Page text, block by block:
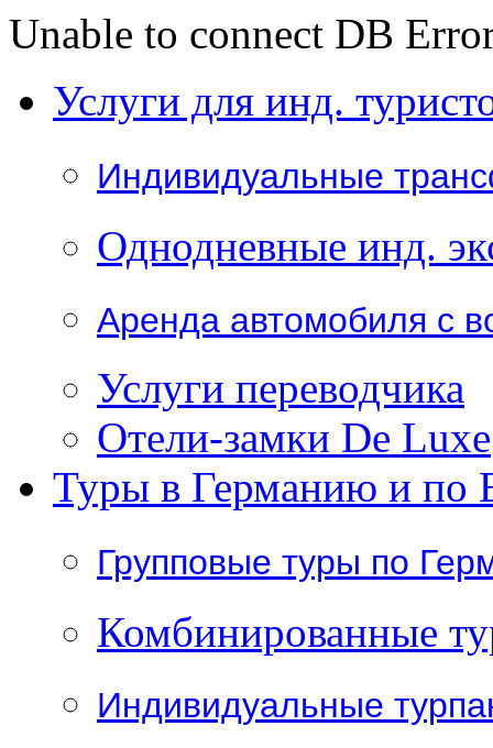
Unable to connect DB
Услуги для инд.
Индивидуальные
Однодневные инд.
Аренда автомобиля с
Услуги переводчика
Отели-замки De Luxe
Туры в Германию и по
Групповые туры по
Комбинированные
Индивидуальные